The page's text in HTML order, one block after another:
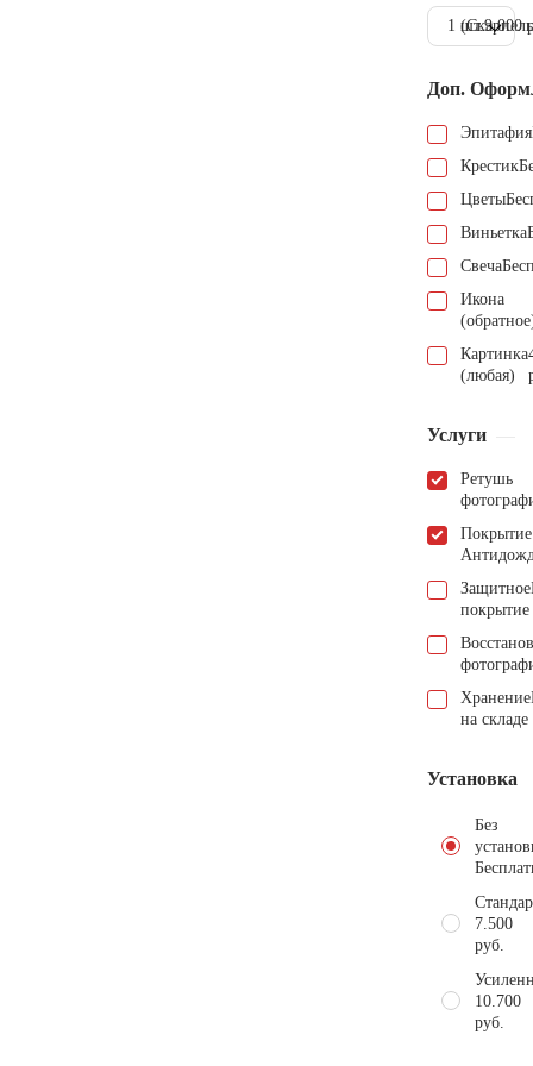
1 шт.9.000
Доп.
Эпитафия
Крестик
Цветы
Виньетка
Свеча
Икона
Картинка
(любая)
Услуги
Ретушь
Покрытие
Защитное
покрытие
Хранение
на складе
Установка
Без
7.500
руб.
10.700
руб.